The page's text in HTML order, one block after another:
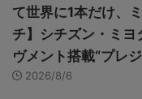
て世界に1本だけ、
チ】シチズン・ミヨ
ヴメント搭載“プレ
2026/8/6